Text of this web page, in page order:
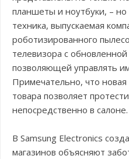
планшеты и ноутбуки, –
техника, выпускаемая
роботизированного
телевизора с
позволяющей управлять
Примечательно, что новая
товара позволяет
непосредственно в салоне.
В Samsung Electronics
магазинов объясняют